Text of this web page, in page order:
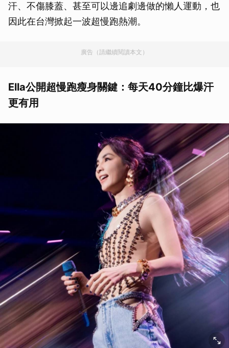
汗、不傷膝蓋、甚至可以邊追劇邊做的懶人運動，也
因此在台灣掀起一波超慢跑熱潮。
廣告（請繼續閱讀本文）
Ella公開超慢跑瘦身關鍵：每天40分鐘比爆汗
更有用